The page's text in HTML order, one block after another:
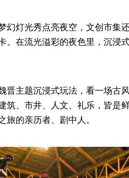
幻灯光秀点亮夜空，文创市集
。在流光溢彩的夜色里，沉浸
晋主题沉浸式玩法，看一场古
筑、市井、人文、礼乐，皆是
旅的亲历者、剧中人。